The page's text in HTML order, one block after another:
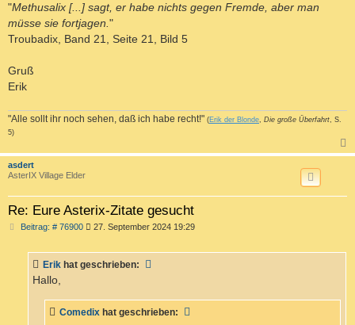
"Methusalix [...] sagt, er habe nichts gegen Fremde, aber man
müsse sie fortjagen."
Troubadix, Band 21, Seite 21, Bild 5
Gruß
Erik
"Alle sollt ihr noch sehen, daß ich habe recht!" (Erik der Blonde Die große Überfahrt , S.
5)
a
asdert
AsterIX Village Elder
Re: Eure Asterix-Zitate gesucht
Beitrag: # 76900B
r
27. September 2024 19:29
Erik hat geschrieben:
Hallo,
Comedix hat geschrieben: